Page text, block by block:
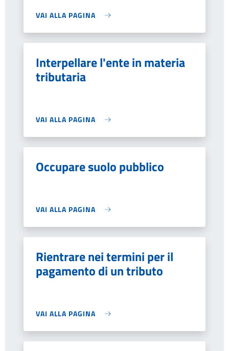
VAI ALLA PAGINA
Interpellare l'ente in materia
tributaria
VAI ALLA PAGINA
Occupare suolo pubblico
VAI ALLA PAGINA
Rientrare nei termini per il
pagamento di un tributo
VAI ALLA PAGINA